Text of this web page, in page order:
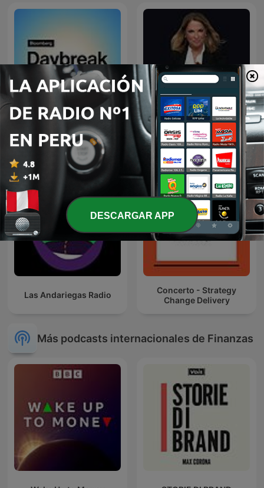
Bloomberg Daybreak
América Latina
Caso Cerrado
Las Andariegas Radio
Concerto - Strategy
Change Delivery
Más podcasts internacionales de Finanzas
DESCARGAR APP